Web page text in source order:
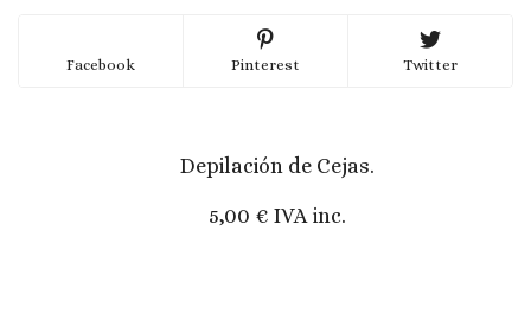
Facebook Pinterest Twitter
Depilación de Cejas.
5,00 € IVA inc.